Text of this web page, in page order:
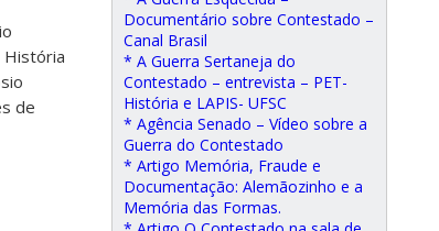
História
de
Documentário sobre Contestado –
Canal Brasil
* A Guerra Sertaneja do
Contestado – entrevista – PET-
História e LAPIS- UFSC
* Agência Senado – Vídeo sobre a
Guerra do Contestado
* Artigo Memória, Fraude e
Documentação: Alemãozinho e a
Memória das Formas.